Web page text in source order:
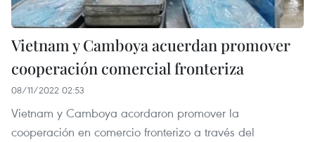
Vietnam y Camboya acuerdan promover
cooperación comercial fronteriza
08/11/2022 02:53
Vietnam y Camboya acordaron promover la
cooperación en comercio fronterizo a través del